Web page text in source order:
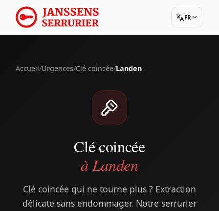
FR
Accueil/Urgences/Clé coincée/Landen
Clé coincée
à Landen
Clé coincée qui ne tourne plus ? Extraction
délicate sans endommager. Notre serrurier